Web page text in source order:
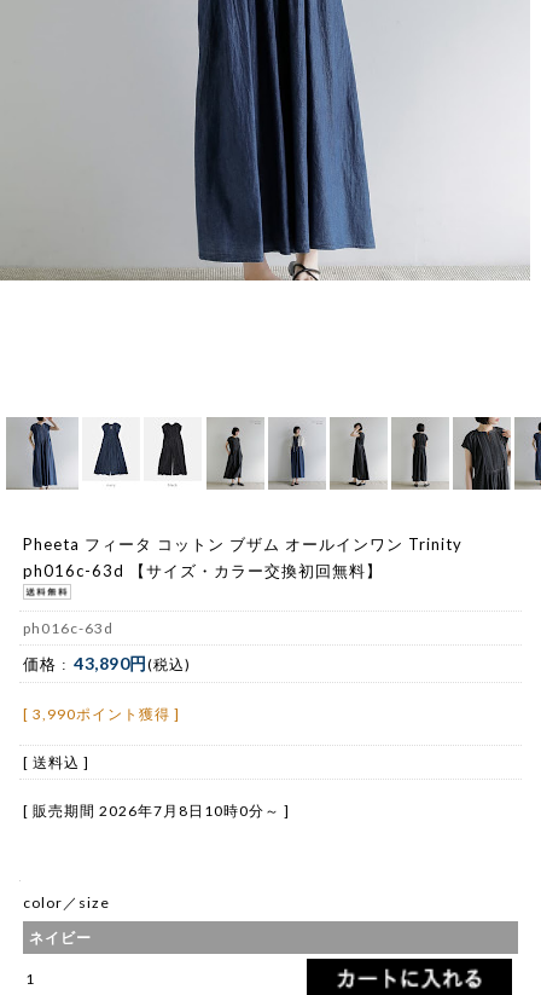
Pheeta フィータ コットン ブザム オールインワン Trinity
ph016c-63d 【サイズ・カラー交換初回無料】
ph016c-63d
価格 : 43,890円(税込)
[ 3,990ポイント獲得 ]
[ 送料込 ]
[ 販売期間 2026年7月8日10時0分 ～ ]
color／size
ネイビー
1